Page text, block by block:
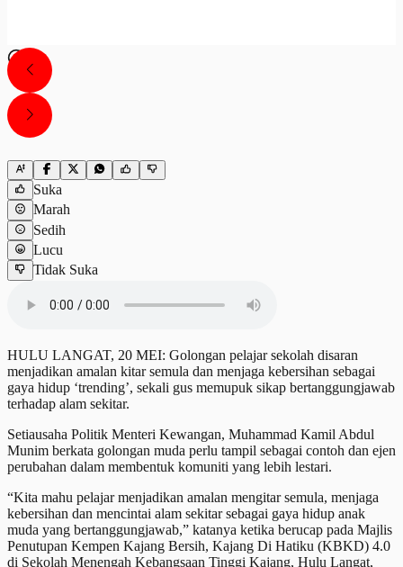
Suka
Marah
Sedih
Lucu
Tidak Suka
HULU LANGAT, 20 MEI: Golongan pelajar sekolah disaran
menjadikan amalan kitar semula dan menjaga kebersihan sebagai
gaya hidup ‘trending’, sekali gus memupuk sikap bertanggungjawab
terhadap alam sekitar.
Setiausaha Politik Menteri Kewangan, Muhammad Kamil Abdul
Munim berkata golongan muda perlu tampil sebagai contoh dan ejen
perubahan dalam membentuk komuniti yang lebih lestari.
“Kita mahu pelajar menjadikan amalan mengitar semula, menjaga
kebersihan dan mencintai alam sekitar sebagai gaya hidup anak
muda yang bertanggungjawab,” katanya ketika berucap pada Majlis
Penutupan Kempen Kajang Bersih, Kajang Di Hatiku (KBKD) 4.0
di Sekolah Menengah Kebangsaan Tinggi Kajang, Hulu Langat,